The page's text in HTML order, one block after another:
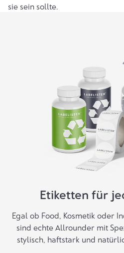
sie sein sollte.
Etiketten für
Egal ob Food, Kosmetik oder
sind echte Allrounder mit
stylisch, haftstark und